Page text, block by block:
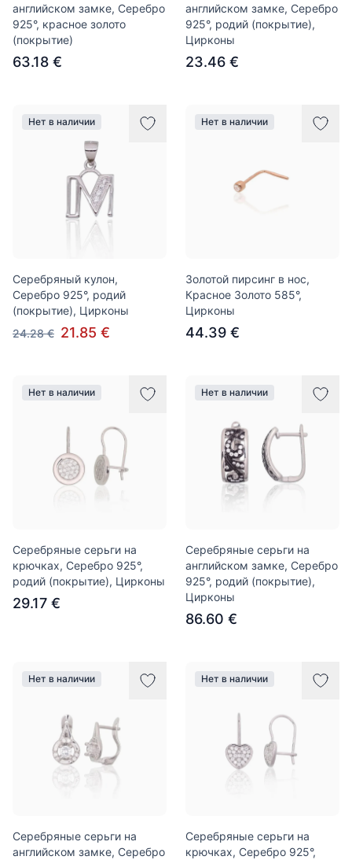
английском замке, Серебро
925°, красное золото
(покрытие)
63.18 €
английском замке, Серебро
925°, родий (покрытие),
Цирконы
23.46 €
Нет в наличии
Серебряный кулон,
Серебро 925°, родий
(покрытие), Цирконы
24.28 € 21.85 €
Нет в наличии
Золотой пирсинг в нос,
Красное Золото 585°,
Цирконы
44.39 €
Нет в наличии
Серебряные серьги на
крючках, Серебро 925°,
родий (покрытие), Цирконы
29.17 €
Нет в наличии
Серебряные серьги на
английском замке, Серебро
925°, родий (покрытие),
Цирконы
86.60 €
Нет в наличии
Серебряные серьги на
английском замке, Серебро
Нет в наличии
Серебряные серьги на
крючках, Серебро 925°,